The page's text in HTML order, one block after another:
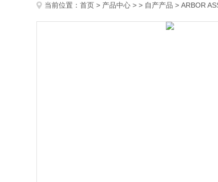
当前位置： 首页 > 产品中心 > > 自产产品 > ARBOR